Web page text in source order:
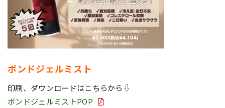
ボンドジェルミスト
印刷、ダウンロードはこちらから⇩
ボンドジェルミストPOP